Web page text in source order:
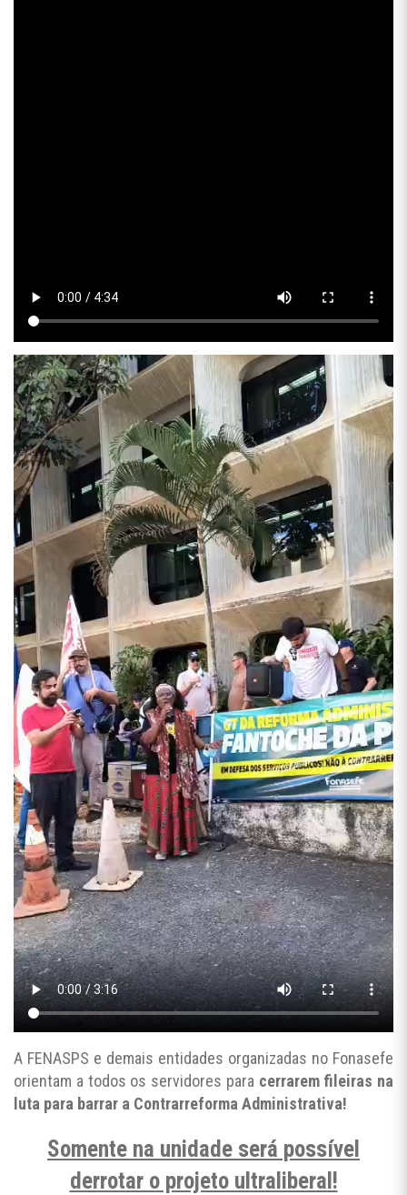
A FENASPS e demais entidades organizadas no Fonasefe
orientam a todos os servidores para cerrarem fileiras na
luta para barrar a Contrarreforma Administrativa!
Somente na unidade será possível
derrotar o projeto ultraliberal!